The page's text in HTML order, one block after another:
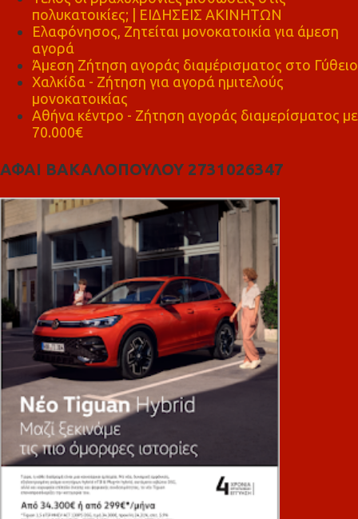
πολυκατοικίες; | ΕΙΔΗΣΕΙΣ ΑΚΙΝΗΤΩΝ
Ελαφόνησος, Ζητείται μονοκατοικία για άμεση
αγορά
Άμεση Ζήτηση αγοράς διαμέρισματος στο Γύθειο
Χαλκίδα - Ζήτηση για αγορά ημιτελούς
μονοκατοικίας
Αθήνα κέντρο - Ζήτηση αγοράς διαμερίσματος με
70.000€
ΑΦΑΙ ΒΑΚΑΛΟΠΟΥΛΟΥ 2731026347